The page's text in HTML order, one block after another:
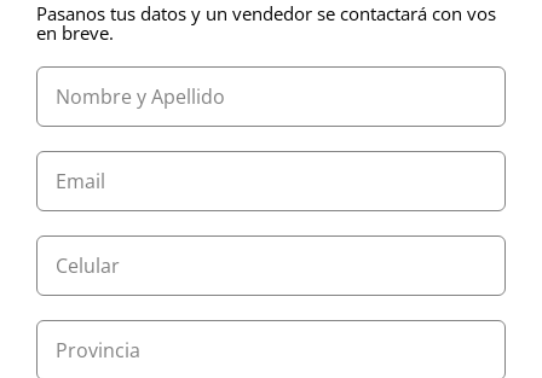
Pasanos tus datos y un vendedor se contactará con vos
en breve.